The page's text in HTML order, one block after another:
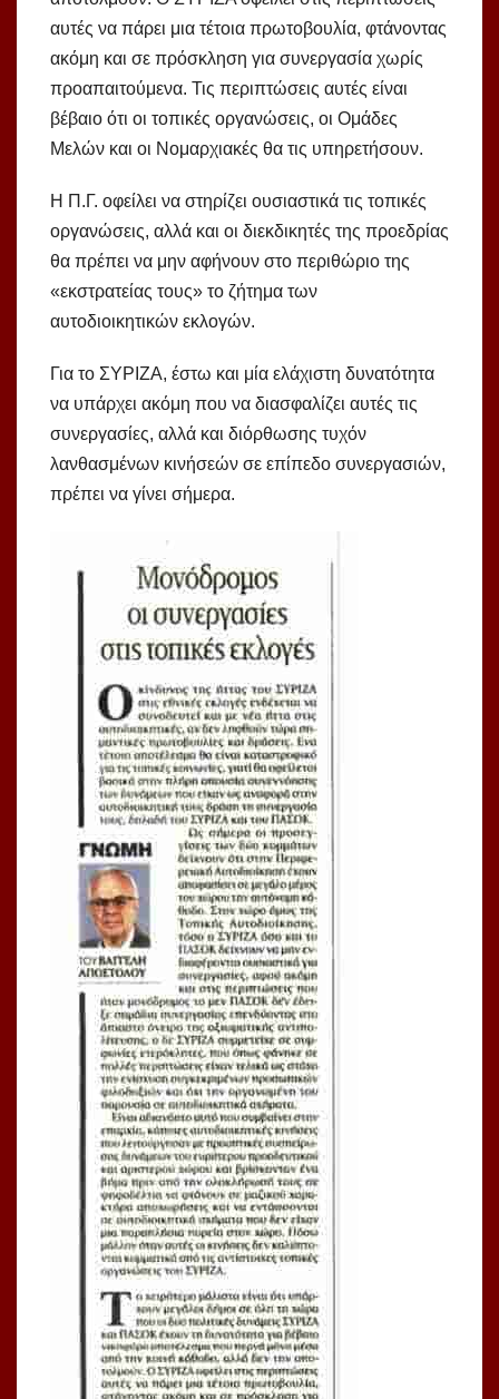
αυτές να πάρει μια τέτοια πρωτοβουλία, φτάνοντας
ακόμη και σε πρόσκληση για συνεργασία χωρίς
προαπαιτούμενα. Τις περιπτώσεις αυτές είναι
βέβαιο ότι οι τοπικές οργανώσεις, οι Ομάδες
Μελών και οι Νομαρχιακές θα τις υπηρετήσουν.
Η Π.Γ. οφείλει να στηρίζει ουσιαστικά τις τοπικές
οργανώσεις, αλλά και οι διεκδικητές της προεδρίας
θα πρέπει να μην αφήνουν στο περιθώριο της
«εκστρατείας τους» το ζήτημα των
αυτοδιοικητικών εκλογών.
Για το ΣΥΡΙΖΑ, έστω και μία ελάχιστη δυνατότητα
να υπάρχει ακόμη που να διασφαλίζει αυτές τις
συνεργασίες, αλλά και διόρθωσης τυχόν
λανθασμένων κινήσεών σε επίπεδο συνεργασιών,
πρέπει να γίνει σήμερα.